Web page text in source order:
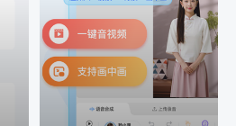
配音一键生成
AI+音频：基于全球领先的
TTS能力打造的AI音频制作
工具，输入文本、选择发
音人即可一键生成专业音